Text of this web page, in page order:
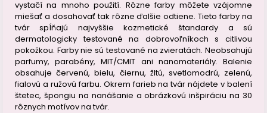
vystačí na mnoho použití. Rôzne farby môžete vzájomne
miešať a dosahovať tak rôzne ďalšie odtiene. Tieto farby na
tvár spĺňajú najvyššie kozmetické štandardy a sú
dermatologicky testované na dobrovoľníkoch s citlivou
pokožkou. Farby nie sú testované na zvieratách. Neobsahujú
parfumy, parabény, MIT/CMIT ani nanomateriály. Balenie
obsahuje červenú, bielu, čiernu, žltú, svetlomodrú, zelenú,
fialovú a ružovú farbu. Okrem farieb na tvár nájdete v balení
štetec, špongiu na nanášanie a obrázkovú inšpiráciu na 30
rôznych motívov na tvár.